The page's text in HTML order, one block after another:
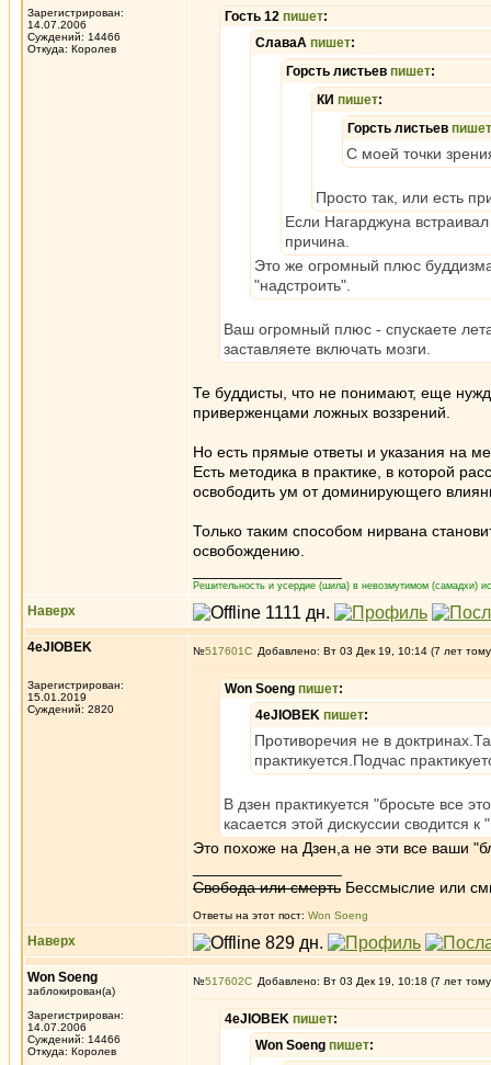
Зарегистрирован:
14.07.2006
Суждений: 14466
Откуда: Королев
Гость 12 пишет:
СлаваА пишет:
Горсть листьев пишет:
КИ пишет:
Горсть листьев пишет
С моей точки
Просто так, или есть
Если Нагарджуна
причина.
Это же огромный плюс
"надстроить".
Ваш огромный плюс - спускаете
заставляете включать мозги.
Те буддисты, что не понимают, еще
приверженцами ложных воззрений.
Но есть прямые ответы и указания на
Есть методика в практике, в которой
освободить ум от доминирующего
Только таким способом нирвана
освобождению.
Решительность и усердие (шила) в невозмутимом (самадхи)
Наверх
4eJIOBEK
Зарегистрирован:
15.01.2019
Суждений: 2820
№517601 Добавлено: Вт 03 Дек 19, 10:14 (7 лет
Won Soeng пишет:
4eJIOBEK пишет:
Противоречия не в
практикуется.Подчас
В дзен практикуется "бросьте все
касается этой дискуссии сводится
Это похоже на Дзен,а не эти все ваши
Свобода или смерть Бессмыслие или
Ответы на этот пост: Won Soeng
Наверх
Won Soeng
заблокирован(а)
Зарегистрирован:
14.07.2006
Суждений: 14466
Откуда: Королев
№517602 Добавлено: Вт 03 Дек 19, 10:18 (7 лет
4eJIOBEK пишет:
Won Soeng пишет: